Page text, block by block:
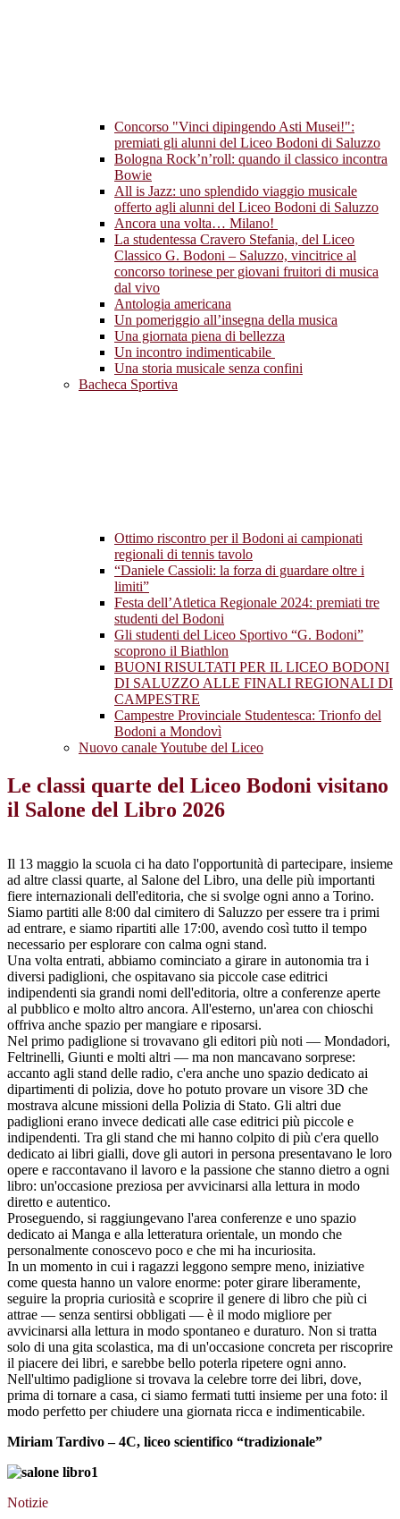
Concorso "Vinci dipingendo Asti Musei!":
premiati gli alunni del Liceo Bodoni di Saluzzo
Bologna Rock’n’roll: quando il classico incontra
Bowie
All is Jazz: uno splendido viaggio musicale
offerto agli alunni del Liceo Bodoni di Saluzzo
Ancora una volta… Milano!
La studentessa Cravero Stefania, del Liceo
Classico G. Bodoni – Saluzzo, vincitrice al
concorso torinese per giovani fruitori di musica
dal vivo
Antologia americana
Un pomeriggio all’insegna della musica
Una giornata piena di bellezza
Un incontro indimenticabile
Una storia musicale senza confini
Bacheca Sportiva
Ottimo riscontro per il Bodoni ai campionati
regionali di tennis tavolo
“Daniele Cassioli: la forza di guardare oltre i
limiti”
Festa dell’Atletica Regionale 2024: premiati tre
studenti del Bodoni
Gli studenti del Liceo Sportivo “G. Bodoni”
scoprono il Biathlon
BUONI RISULTATI PER IL LICEO BODONI
DI SALUZZO ALLE FINALI REGIONALI DI
CAMPESTRE
Campestre Provinciale Studentesca: Trionfo del
Bodoni a Mondovì
Nuovo canale Youtube del Liceo
Le classi quarte del Liceo Bodoni visitano
il Salone del Libro 2026
Il 13 maggio la scuola ci ha dato l'opportunità di partecipare, insieme
ad altre classi quarte, al Salone del Libro, una delle più importanti
fiere internazionali dell'editoria, che si svolge ogni anno a Torino.
Siamo partiti alle 8:00 dal cimitero di Saluzzo per essere tra i primi
ad entrare, e siamo ripartiti alle 17:00, avendo così tutto il tempo
necessario per esplorare con calma ogni stand.
Una volta entrati, abbiamo cominciato a girare in autonomia tra i
diversi padiglioni, che ospitavano sia piccole case editrici
indipendenti sia grandi nomi dell'editoria, oltre a conferenze aperte
al pubblico e molto altro ancora. All'esterno, un'area con chioschi
offriva anche spazio per mangiare e riposarsi.
Nel primo padiglione si trovavano gli editori più noti — Mondadori,
Feltrinelli, Giunti e molti altri — ma non mancavano sorprese:
accanto agli stand delle radio, c'era anche uno spazio dedicato ai
dipartimenti di polizia, dove ho potuto provare un visore 3D che
mostrava alcune missioni della Polizia di Stato. Gli altri due
padiglioni erano invece dedicati alle case editrici più piccole e
indipendenti. Tra gli stand che mi hanno colpito di più c'era quello
dedicato ai libri gialli, dove gli autori in persona presentavano le loro
opere e raccontavano il lavoro e la passione che stanno dietro a ogni
libro: un'occasione preziosa per avvicinarsi alla lettura in modo
diretto e autentico.
Proseguendo, si raggiungevano l'area conferenze e uno spazio
dedicato ai Manga e alla letteratura orientale, un mondo che
personalmente conoscevo poco e che mi ha incuriosita.
In un momento in cui i ragazzi leggono sempre meno, iniziative
come questa hanno un valore enorme: poter girare liberamente,
seguire la propria curiosità e scoprire il genere di libro che più ci
attrae — senza sentirsi obbligati — è il modo migliore per
avvicinarsi alla lettura in modo spontaneo e duraturo. Non si tratta
solo di una gita scolastica, ma di un'occasione concreta per riscoprire
il piacere dei libri, e sarebbe bello poterla ripetere ogni anno.
Nell'ultimo padiglione si trovava la celebre torre dei libri, dove,
prima di tornare a casa, ci siamo fermati tutti insieme per una foto: il
modo perfetto per chiudere una giornata ricca e indimenticabile.
Miriam Tardivo – 4C, liceo scientifico “tradizionale”
Notizie